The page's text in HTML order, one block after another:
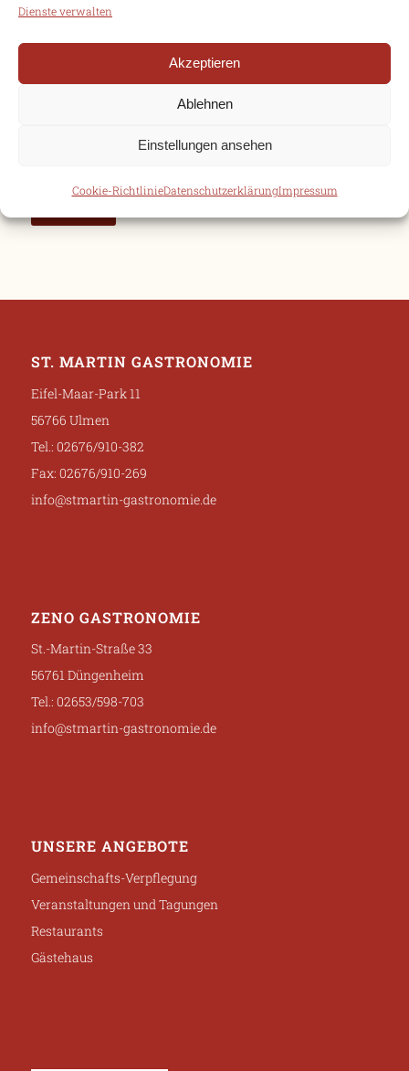
Dienste verwalten
Akzeptieren
Ablehnen
Einstellungen ansehen
Cookie-RichtlinieDatenschutzerklärungImpressum
Beeinträchtigungen
Allergiker und Menschen mit
Lebensmittelunverträglichkeiten
ST. MARTIN GASTRONOMIE
Eifel-Maar-Park 11
56766 Ulmen
Tel.: 02676/910-382
Fax: 02676/910-269
info@stmartin-gastronomie.de
ZENO GASTRONOMIE
St.-Martin-Straße 33
56761 Düngenheim
Tel.: 02653/598-703
info@stmartin-gastronomie.de
UNSERE ANGEBOTE
Gemeinschafts-Verpflegung
Veranstaltungen und Tagungen
Restaurants
Gästehaus